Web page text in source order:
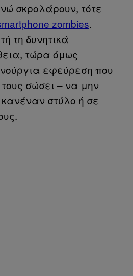
σκρολάρουν, τότε
zombies.
τη δυνητικά
τώρα όμως
εφεύρεση που
σώσει – να μην
στύλο ή σε